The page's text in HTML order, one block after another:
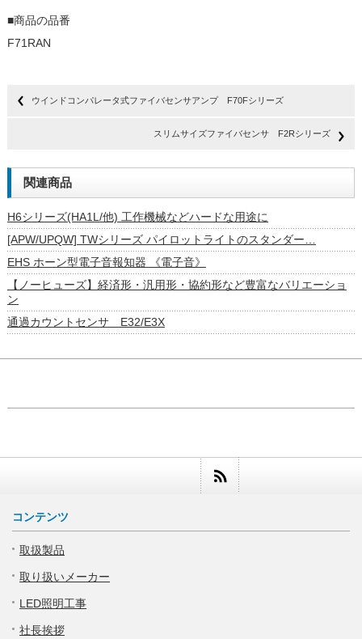
■商品の品番
F71RAN
ウインドコンパレータ式ファイバセンサアンプ F70Fシリーズ
スリムサイズファイバセンサ F2Rシリーズ
関連商品
H6シリーズ(HA1L/他) 工作機械などハードな用途に
[APW/UPQW] TWシリーズ パイロットライトのスタンダー…
EHS ホーン型電子音報知器 《電子音》
【ノーヒューズ】経済形・汎用形・協約形など豊富なバリエーショ
ン
通過カウントセンサ E32/E3X
コンテンツ
取扱製品
取り扱いメーカー
LED照明工事
社長挨拶